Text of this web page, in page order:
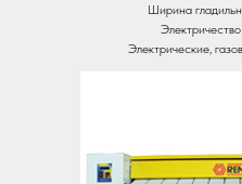
Ширина
Электрические,